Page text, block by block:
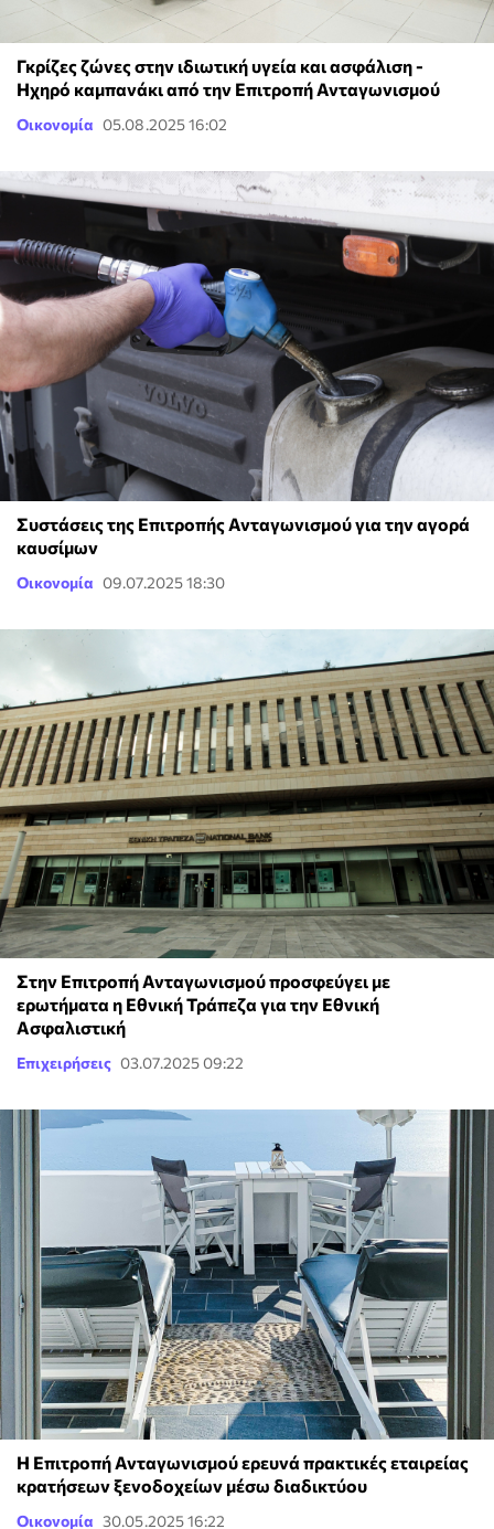
Γκρίζες ζώνες στην ιδιωτική υγεία και ασφάλιση -
Ηχηρό καμπανάκι από την Επιτροπή Ανταγωνισμού
Οικονομία 05.08.2025 16:02
Συστάσεις της Επιτροπής Ανταγωνισμού για την αγορά
καυσίμων
Οικονομία 09.07.2025 18:30
Στην Επιτροπή Ανταγωνισμού προσφεύγει με
ερωτήματα η Εθνική Τράπεζα για την Εθνική
Ασφαλιστική
Επιχειρήσεις 03.07.2025 09:22
Η Επιτροπή Ανταγωνισμού ερευνά πρακτικές εταιρείας
κρατήσεων ξενοδοχείων μέσω διαδικτύου
Οικονομία 30.05.2025 16:22